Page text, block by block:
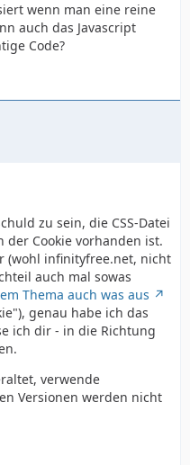
wenn man eine reine
auch das Javascript
Code?
zu sein, die CSS-Datei
Cookie vorhanden ist.
(wohl infinityfree.net, nicht
auch mal sowas
Thema auch was aus
genau habe ich das
ich dir - in die Richtung
verwende
Versionen werden nicht